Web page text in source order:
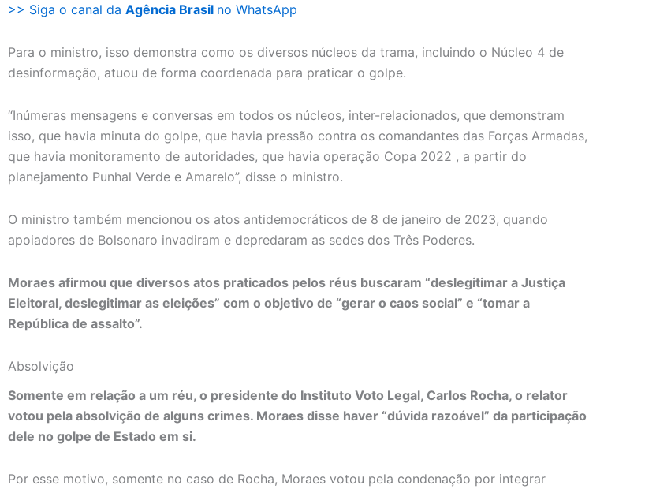
>> Siga o canal da Agência Brasil no WhatsApp
Para o ministro, isso demonstra como os diversos núcleos da trama, incluindo o Núcleo 4 de
desinformação, atuou de forma coordenada para praticar o golpe.
“Inúmeras mensagens e conversas em todos os núcleos, inter-relacionados, que demonstram
isso, que havia minuta do golpe, que havia pressão contra os comandantes das Forças Armadas,
que havia monitoramento de autoridades, que havia operação Copa 2022 , a partir do
planejamento Punhal Verde e Amarelo”, disse o ministro.
O ministro também mencionou os atos antidemocráticos de 8 de janeiro de 2023, quando
apoiadores de Bolsonaro invadiram e depredaram as sedes dos Três Poderes.
Moraes afirmou que diversos atos praticados pelos réus buscaram “deslegitimar a Justiça
Eleitoral, deslegitimar as eleições” com o objetivo de “gerar o caos social” e “tomar a
República de assalto”.
Absolvição
Somente em relação a um réu, o presidente do Instituto Voto Legal, Carlos Rocha, o relator
votou pela absolvição de alguns crimes. Moraes disse haver “dúvida razoável” da participação
dele no golpe de Estado em si.
Por esse motivo, somente no caso de Rocha, Moraes votou pela condenação por integrar